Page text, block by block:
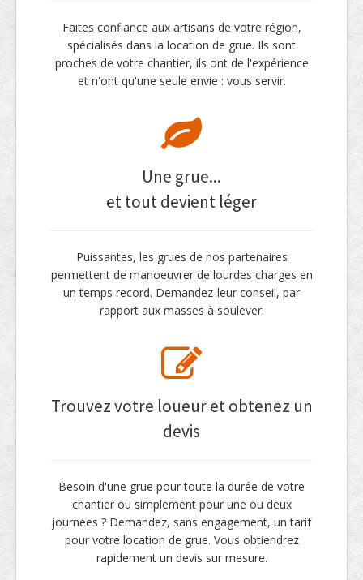
Faites confiance aux artisans de votre région,
spécialisés dans la location de grue. Ils sont
proches de votre chantier, ils ont de l'expérience
et n'ont qu'une seule envie : vous servir.
Une grue...
et tout devient léger
Puissantes, les grues de nos partenaires
permettent de manoeuvrer de lourdes charges en
un temps record. Demandez-leur conseil, par
rapport aux masses à soulever.
Trouvez votre loueur et obtenez un
devis
Besoin d'une grue pour toute la durée de votre
chantier ou simplement pour une ou deux
journées ? Demandez, sans engagement, un tarif
pour votre location de grue. Vous obtiendrez
rapidement un devis sur mesure.